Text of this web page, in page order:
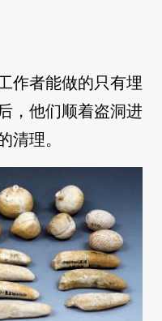
作者能做的只有埋
，他们顺着盗洞进
清理。